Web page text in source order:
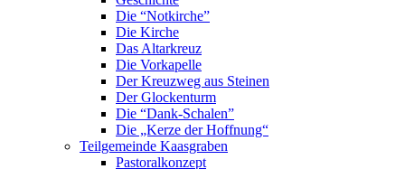
Die “Notkirche”
Die Kirche
Das Altarkreuz
Die Vorkapelle
Der Kreuzweg aus Steinen
Der Glockenturm
Die “Dank-Schalen”
Die „Kerze der Hoffnung“
Teilgemeinde Kaasgraben
Pastoralkonzept